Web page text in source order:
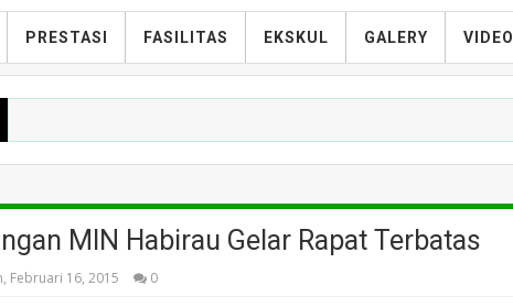
PRESTASI FASILITAS EKSKUL GALERY VIDEO
MIN Habirau Gelar Rapat Terbatas
Februari 16, 2015 0